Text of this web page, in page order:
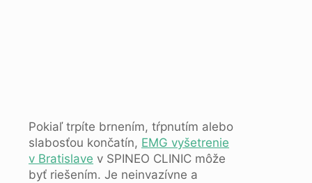
Pokiaľ trpíte brnením, tŕpnutím alebo
slabosťou končatín, EMG vyšetrenie
v Bratislave v SPINEO CLINIC môže
byť riešením. Je neinvazívne a